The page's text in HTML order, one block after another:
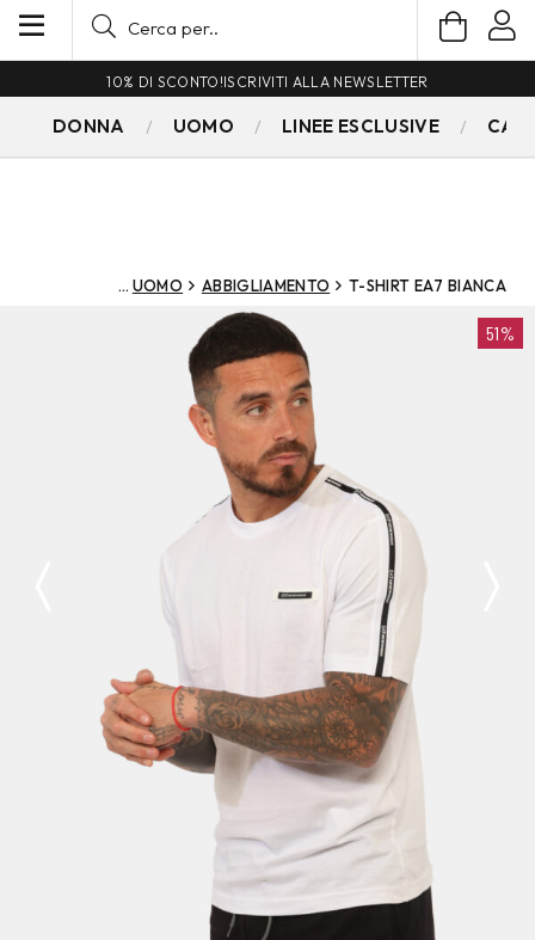
10% DI SCONTO!ISCRIVITI ALLA NEWSLETTER
DONNA UOMO LINEE ESCLUSIVE
UOMO ABBIGLIAMENTO T-SHIRT EA7 BIANCA
51%